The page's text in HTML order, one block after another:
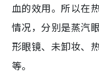
血的效用。所以在
情况，分别是蒸汽
形眼镜、未卸妆、
等。